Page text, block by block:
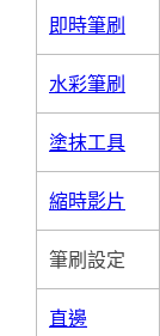
即時筆刷
水彩筆刷
塗抹工具
縮時影片
筆刷設定
直邊